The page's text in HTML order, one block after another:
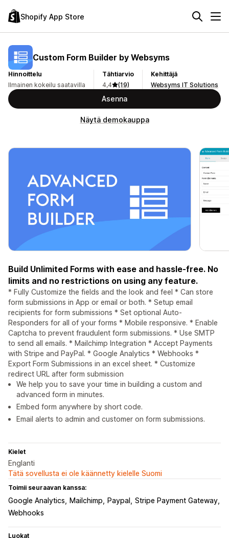
Shopify App Store
Custom Form Builder by Websyms
Hinnoittelu
Ilmainen kokeilu saatavilla
Tähtiarvio
4,4
(19)
Kehittäjä
Websyms IT Solutions
Asenna
Näytä demokauppa
Build Unlimited Forms with ease and hassle-free. No
limits and no restrictions on using any feature.
* Fully Customize the fields and the look and feel * Can store
form submissions in App or email or both. * Setup email
recipients for form submissions * Set optional Auto-
Responders for all of your forms * Mobile responsive. * Enable
Captcha to prevent fraudulent form submissions. * Use SMTP
to send all emails. * Mailchimp Integration * Accept Payments
with Stripe and PayPal. * Google Analytics * Webhooks *
Export Form Submissions in an excel sheet. * Customize
redirect URL after form submission
We help you to save your time in building a custom and
advanced form in minutes.
Embed form anywhere by short code.
Email alerts to admin and customer on form submissions.
Kielet
Englanti
Tätä sovellusta ei ole käännetty kielelle Suomi
Toimii seuraavan kanssa:
Google Analytics Mailchimp Paypal
Stripe Payment Gateway
Webhooks
Luokat